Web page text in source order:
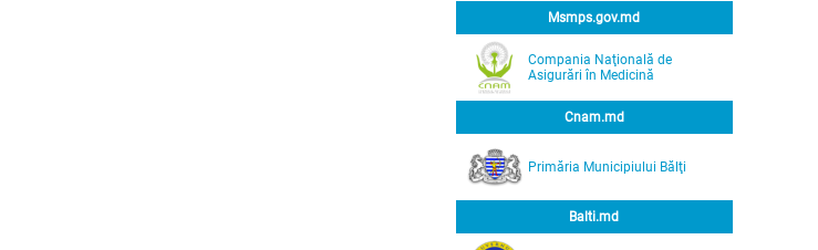
Msmps.gov.md
Compania Naţională de
Asigurări în Medicină
Cnam.md
Primăria Municipiului Bălţi
Balti.md